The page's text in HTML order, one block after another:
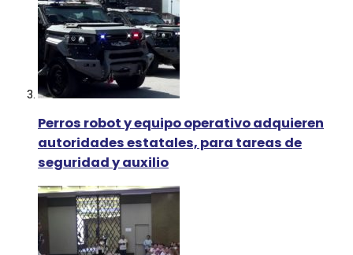
Perros robot y equipo operativo adquieren
autoridades estatales, para tareas de
seguridad y auxilio